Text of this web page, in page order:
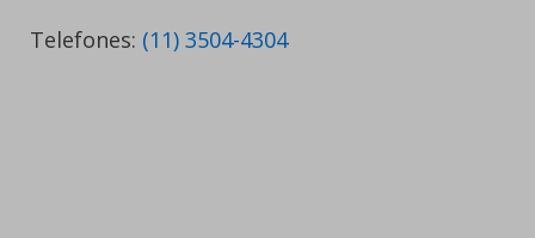
Telefones: (11) 3504-4304